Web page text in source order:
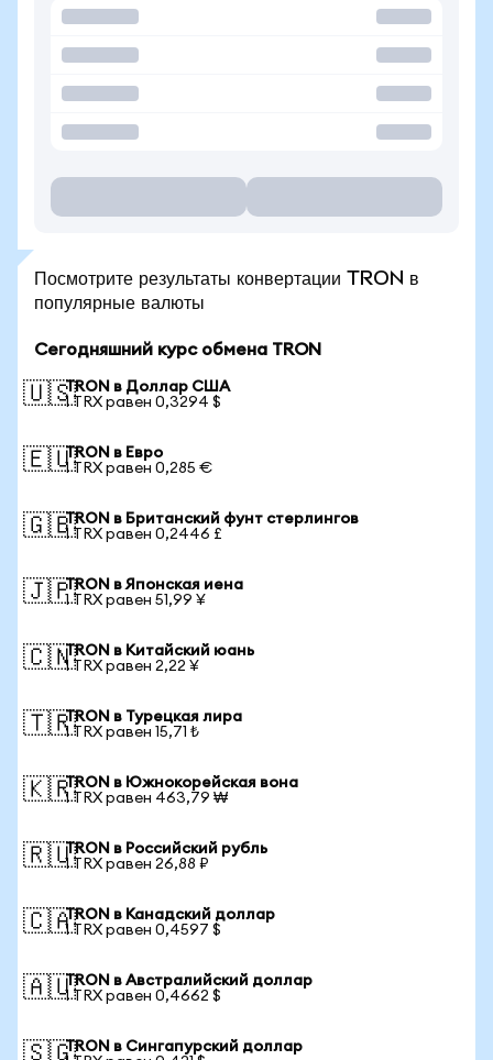
Посмотрите результаты конвертации TRON в
популярные валюты
Сегодняшний курс обмена TRON
🇺🇸TRON в Доллар США
1 TRX равен 0,3294 $
🇪🇺TRON в Евро
1 TRX равен 0,285 €
🇬🇧TRON в Британский фунт стерлингов
1 TRX равен 0,2446 £
🇯🇵TRON в Японская иена
1 TRX равен 51,99 ¥
🇨🇳TRON в Китайский юань
1 TRX равен 2,22 ¥
🇹🇷TRON в Турецкая лира
1 TRX равен 15,71 ₺
🇰🇷TRON в Южнокорейская вона
1 TRX равен 463,79 ₩
🇷🇺TRON в Российский рубль
1 TRX равен 26,88 ₽
🇨🇦TRON в Канадский доллар
1 TRX равен 0,4597 $
🇦🇺TRON в Австралийский доллар
1 TRX равен 0,4662 $
🇸🇬TRON в Сингапурский доллар